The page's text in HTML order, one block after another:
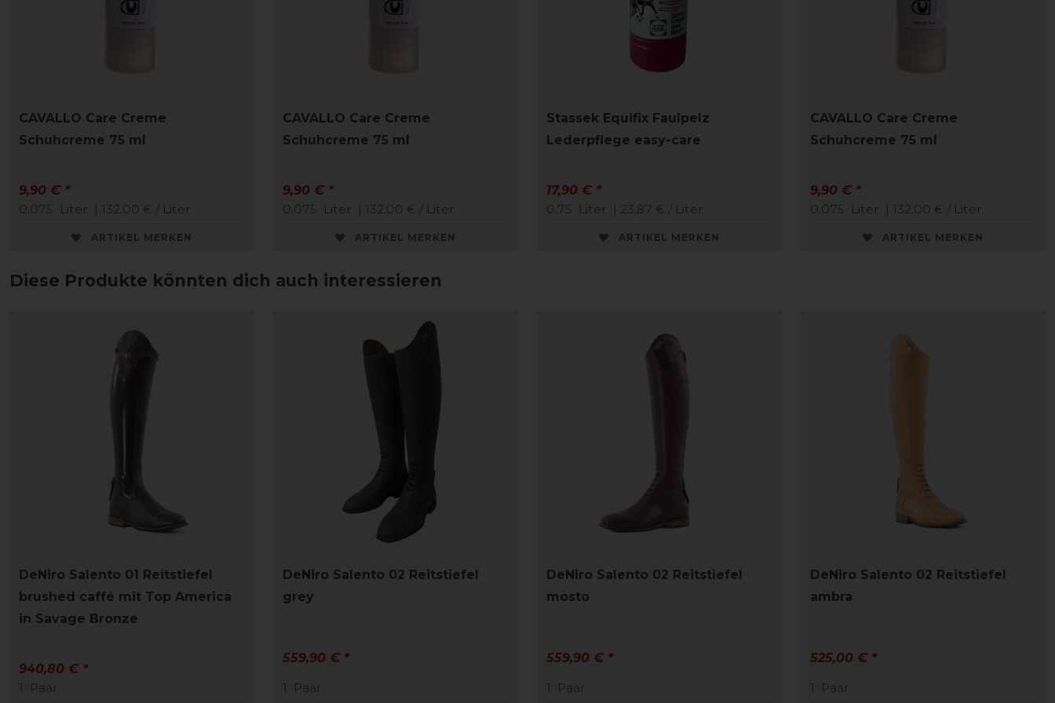
CAVALLO Care Creme
Schuhcreme 75 ml
9,90 € *
0.075 Liter | 132,00 € / Liter
ARTIKEL MERKEN
CAVALLO Care Creme
Schuhcreme 75 ml
9,90 € *
0.075 Liter | 132,00 € / Liter
ARTIKEL MERKEN
Stassek Equifix Faulpelz
Lederpflege easy-care
17,90 € *
0.75 Liter | 23,87 € / Liter
ARTIKEL MERKEN
CAVALLO Care Creme
Schuhcreme 75 ml
9,90 € *
0.075 Liter | 132,00 € / Liter
ARTIKEL MERKEN
Diese Produkte könnten dich auch interessieren
DeNiro Salento 01 Reitstiefel
brushed caffé mit Top America
in Savage Bronze
940,80 € *
1
Paar
DeNiro Salento 02 Reitstiefel
grey
559,90 € *
1
Paar
DeNiro Salento 02 Reitstiefel
mosto
559,90 € *
1
Paar
DeNiro Salento 02 Reitstiefel
ambra
525,00 € *
1
Paar